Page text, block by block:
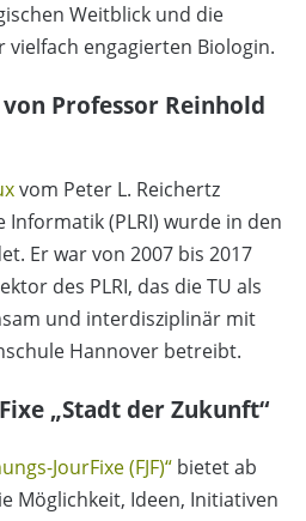
Weitblick und die
vielfach engagierten Biologin.
Professor Reinhold
vom Peter L. Reichertz
(PLRI) wurde in den
Er war von 2007 bis 2017
des PLRI, das die TU als
und interdisziplinär mit
Hannover betreibt.
„Stadt der Zukunft“
JourFixe (FJF)“ bietet ab
Möglichkeit, Ideen, Initiativen